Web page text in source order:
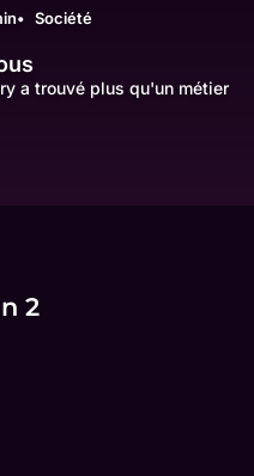
Société
a trouvé plus qu'un métier
2